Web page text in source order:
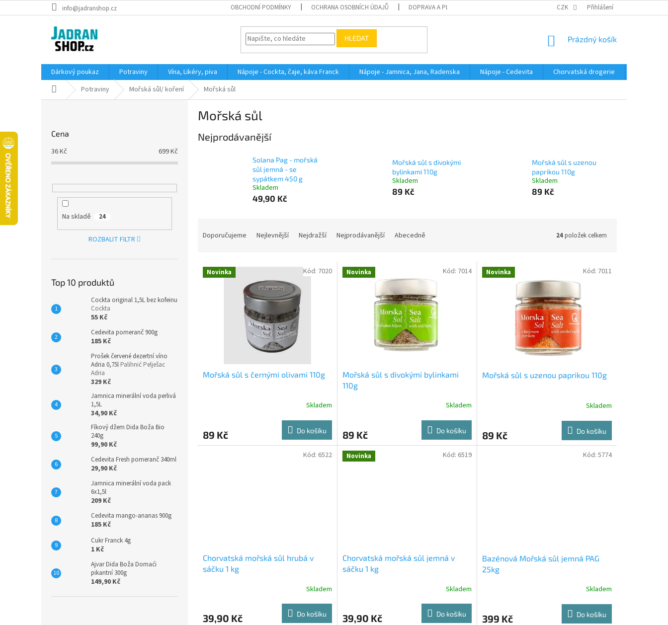
na
info@jadranshop.cz OBCHODNÍ PODMÍNKY OCHRANA OSOBNÍCH ÚDAJŮ DOPRAVA A PLATBA VELKOOBCHOD
CZK Přihlášení
HLEDAT
NÁKUPNÍ
Prázdný košík
Dárkový poukaz Potraviny Vína, Likéry, piva Nápoje - Cockta, čaje, káva Franck Nápoje - Jamnica, Jana, Radenska Nápoje - Cedevita Chorvatská drogerie
Domů Potraviny Mořská sůl/ koření Mořská sůl
Cena
36Kč 699Kč
Na skladě 24
ROZBALIT FILTR
Top 10 produktů
Cockta original 1,5L bez kofeinu
Cockta
55 Kč
Cedevita pomeranč 900g
185 Kč
Prošek červené dezertní víno
Adria 0,75l Palihnić Pelješac
Adria
329 Kč
Jamnica minerální voda perlivá
1,5L
34,90 Kč
Fíkový džem Dida Boža Bio
240g
99,90 Kč
Cedevita Fresh pomeranč 340ml
29,90 Kč
Jamnica minerální voda pack
6x1,5l
209 Kč
Cedevita mango-ananas 900g
185 Kč
Cukr Franck 4g
1 Kč
Ajvar Dida Boža Domaći
pikantní 300g
149,90 Kč
Mořská sůl
Nejprodávanější
Solana Pag - mořská
sůl jemná - se
sypátkem 450 g
Skladem
49,90 Kč
Mořská sůl s divokými
bylinkami 110g
Skladem
89 Kč
Mořská sůl s uzenou
paprikou 110g
Skladem
89 Kč
n
Doporučujeme Nejlevnější Nejdražší Nejprodávanější Abecedně 24položek celkem
V Novinka
Mořská sůl s černými olivami 110g
Skladem
89 Kč Do košíku
Kód: 7020 Novinka
Mořská sůl s divokými bylinkami
110g
Skladem
89 Kč Do košíku
Kód: 7014 Novinka
Mořská sůl s uzenou paprikou 110g
Skladem
89 Kč Do košíku
Kód: 7011
Chorvatská mořská sůl hrubá v
sáčku 1 kg
Skladem
39,90 Kč Do košíku
Kód: 6522 Novinka
Chorvatská mořská sůl jemná v
sáčku 1 kg
Skladem
39,90 Kč Do košíku
Kód: 6519
Bazénová Mořská sůl jemná PAG
25kg
Skladem
399 Kč Do košíku
Kód: 5774